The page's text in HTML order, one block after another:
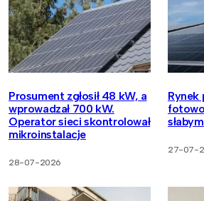
Prosument zgłosił 48 kW, a
wprowadzał 700 kW.
Operator sieci skontrolował
mikroinstalacje
28-07-2026
Rynek
27-07-